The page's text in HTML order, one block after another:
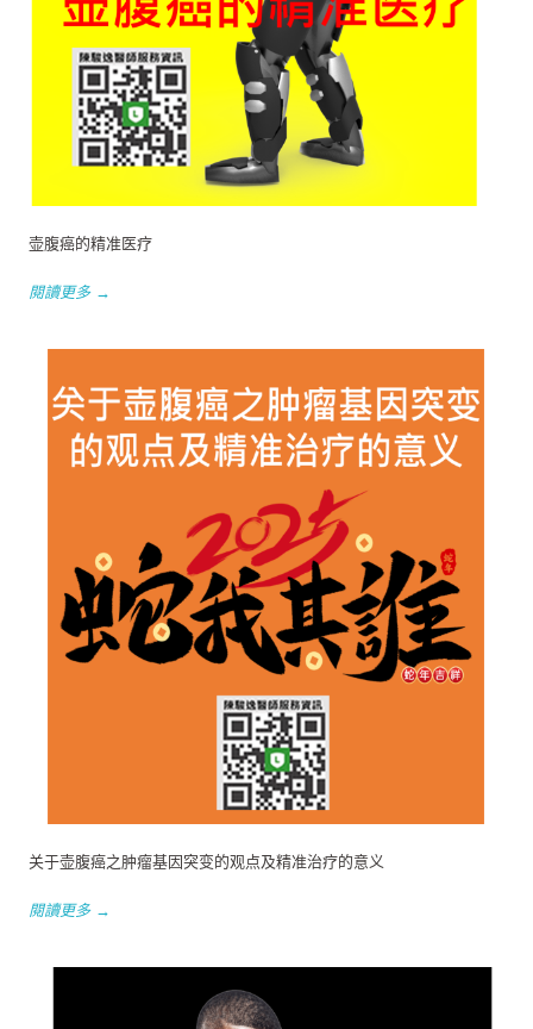
壶腹癌的精准医疗
閱讀更多 →
关于壶腹癌之肿瘤基因突变的观点及精准治疗的意义
閱讀更多 →